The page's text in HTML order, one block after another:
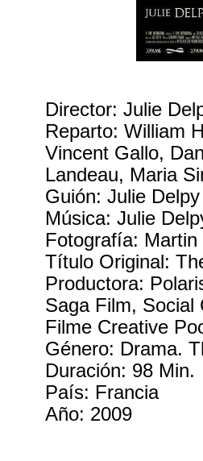
Director: Julie
Reparto: William
Vincent Gallo,
Landeau, Maria
Guión: Julie Delpy
Música: Julie
Fotografía: Martin
Título Original:
Productora:
Saga Film, Social
Filme Creative
Género: Drama.
Duración: 98 Min.
País: Francia
Año: 2009